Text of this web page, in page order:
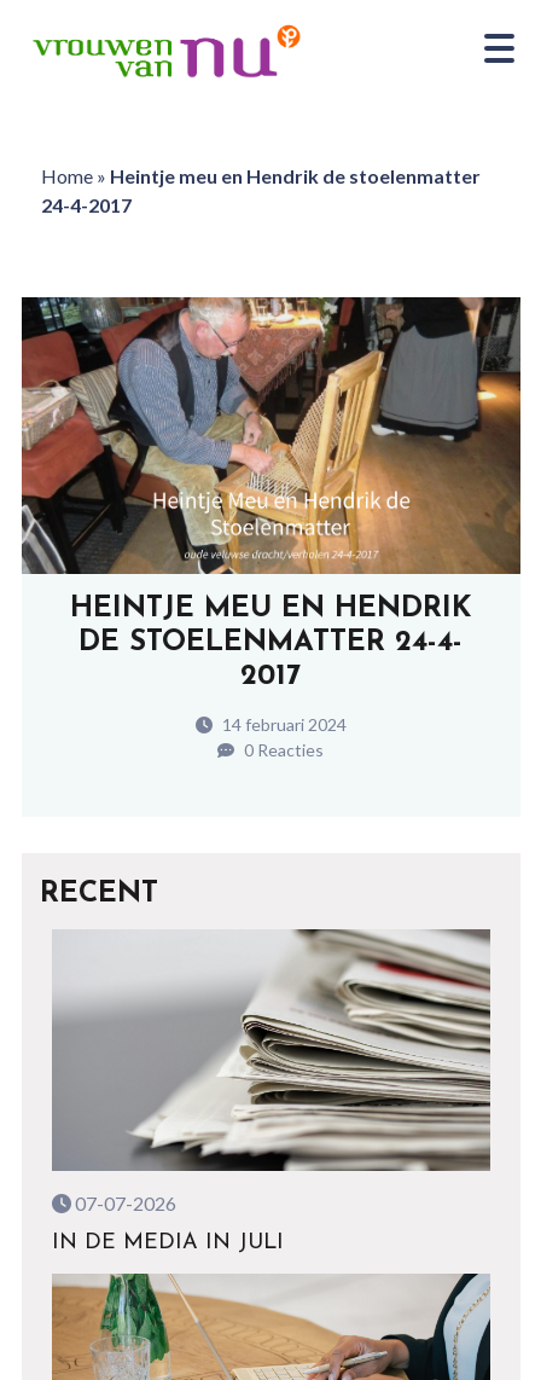
Home» Heintje meu en Hendrik de stoelenmatter
24-4-2017
HEINTJE MEU EN HENDRIK
DE STOELENMATTER 24-4-
2017
14 februari 2024
0 Reacties
RECENT
07-07-2026
IN DE MEDIA IN JULI